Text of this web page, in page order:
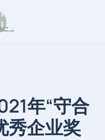
年“守合
秀企业奖